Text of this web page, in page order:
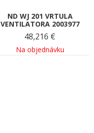
ND WJ 201 VRTULA
VENTILATORA 2003977
48,216 €
Na objednávku